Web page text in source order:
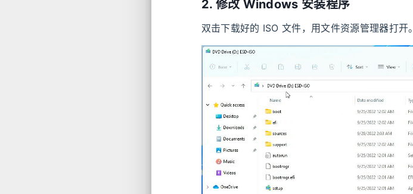
2. 修改 Windows 安装程序
双击下载好的 ISO 文件，用文件资源管理器打开。